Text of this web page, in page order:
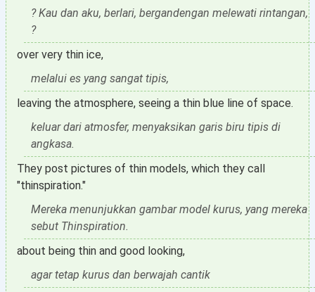
? Kau dan aku, berlari, bergandengan melewati rintangan,
?
over very thin ice,
melalui es yang sangat tipis,
leaving the atmosphere, seeing a thin blue line of space.
keluar dari atmosfer, menyaksikan garis biru tipis di
angkasa.
They post pictures of thin models, which they call
"thinspiration."
Mereka menunjukkan gambar model kurus, yang mereka
sebut Thinspiration.
about being thin and good looking,
agar tetap kurus dan berwajah cantik